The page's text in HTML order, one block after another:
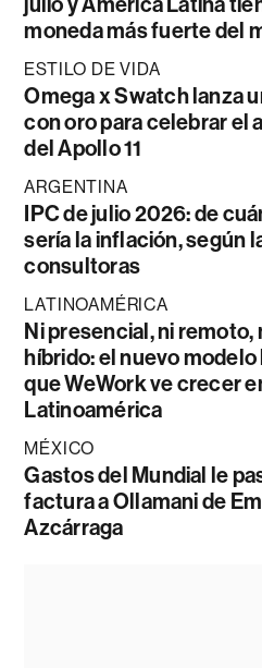
moneda más fuerte del
ESTILO DE VIDA
Omega x Swatch lanza
con oro para celebrar el
del Apollo 11
ARGENTINA
IPC de julio 2026: de
sería la inflación, según
consultoras
LATINOAMÉRICA
Ni presencial, ni remoto,
híbrido: el nuevo modelo
que WeWork ve crecer
Latinoamérica
MÉXICO
Gastos del Mundial le
factura a Ollamani de
Azcárraga